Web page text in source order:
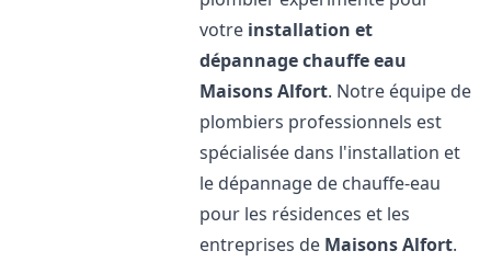
votre installation et
dépannage chauffe eau
Maisons Alfort. Notre équipe de
plombiers professionnels est
spécialisée dans l'installation et
le dépannage de chauffe-eau
pour les résidences et les
entreprises de Maisons Alfort.